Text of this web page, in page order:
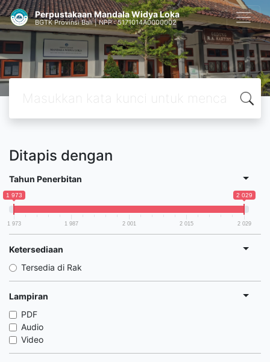
Perpustakaan Mandala Widya Loka
BGTK Provinsi Bali | NPP : 5171014A0000002
Ditapis dengan
Tahun Penerbitan
1 973 2 029
1 973 1 987 2 001 2 015 2 029
Ketersediaan
Tersedia di Rak
Lampiran
PDF
Audio
Video